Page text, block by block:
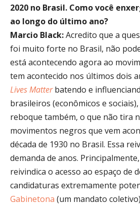
2020 no Brasil. Como você
ao longo do último ano?
Marcio Black:Acredito que a
foi muito forte no Brasil, não
está acontecendo agora ao
tem acontecido nos últimos dois
Lives Matterbatendo e
brasileiros (econômicos e
reboque também, o que não tira
movimentos negros que vem
década de 1930 no Brasil. Essa
demanda de anos.
reivindica o acesso ao espaço de
candidaturas extremamente
Gabinetona (um mandato